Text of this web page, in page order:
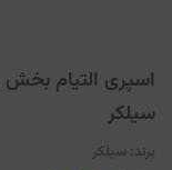
اسپری التیام بخش
سیلکر
برند: سیلکر